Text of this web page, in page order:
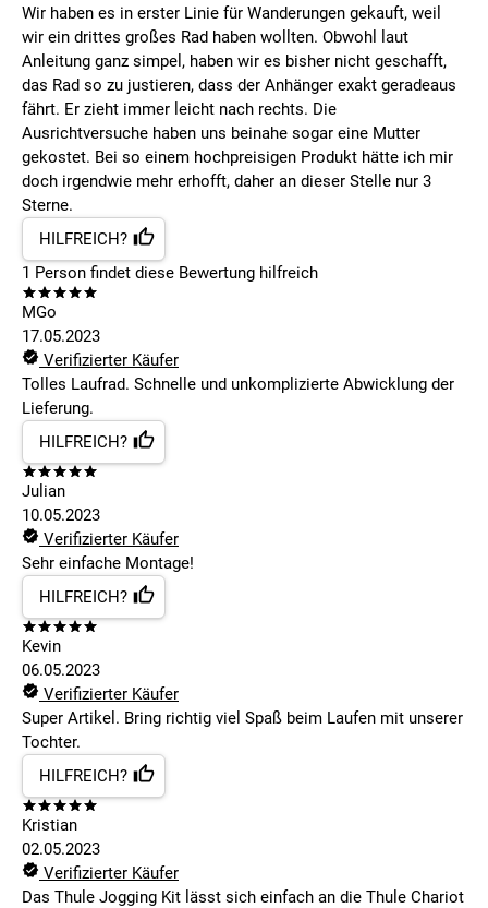
Wir haben es in erster Linie für Wanderungen gekauft, weil
wir ein drittes großes Rad haben wollten. Obwohl laut
Anleitung ganz simpel, haben wir es bisher nicht geschafft,
das Rad so zu justieren, dass der Anhänger exakt geradeaus
fährt. Er zieht immer leicht nach rechts. Die
Ausrichtversuche haben uns beinahe sogar eine Mutter
gekostet. Bei so einem hochpreisigen Produkt hätte ich mir
doch irgendwie mehr erhofft, daher an dieser Stelle nur 3
Sterne.
HILFREICH?
1 Person findet diese Bewertung hilfreich
MGo
17.05.2023
Verifizierter Käufer
Tolles Laufrad. Schnelle und unkomplizierte Abwicklung der
Lieferung.
HILFREICH?
Julian
10.05.2023
Verifizierter Käufer
Sehr einfache Montage!
HILFREICH?
Kevin
06.05.2023
Verifizierter Käufer
Super Artikel. Bring richtig viel Spaß beim Laufen mit unserer
Tochter.
HILFREICH?
Kristian
02.05.2023
Verifizierter Käufer
Das Thule Jogging Kit lässt sich einfach an die Thule Chariot